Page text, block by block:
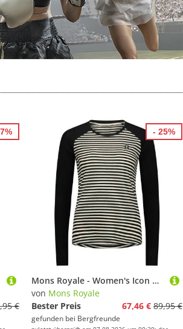
€
Mons Royale - Women's Icon Merino Raglan L/S - Merinoshirt Gr XS schwarz
von Mons Royale
Bester Preis
67,46 € 89,95 €
gefunden bei Bergfreunde
- 25%